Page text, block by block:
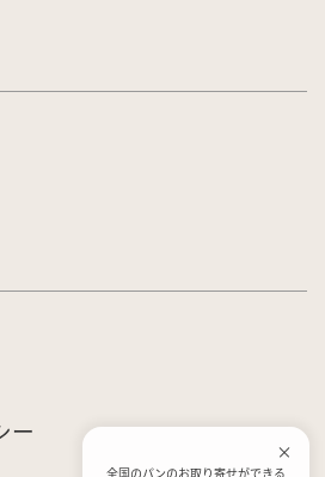
全国のパンのお取り寄せができる
ー